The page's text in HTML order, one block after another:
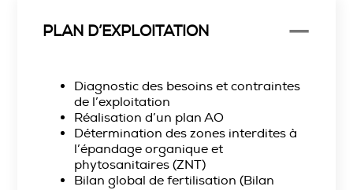
PLAN D’EXPLOITATION
Diagnostic des besoins et contraintes
de l’exploitation
Réalisation d’un plan AO
Détermination des zones interdites à
l’épandage organique et
phytosanitaires (ZNT)
Bilan global de fertilisation (Bilan